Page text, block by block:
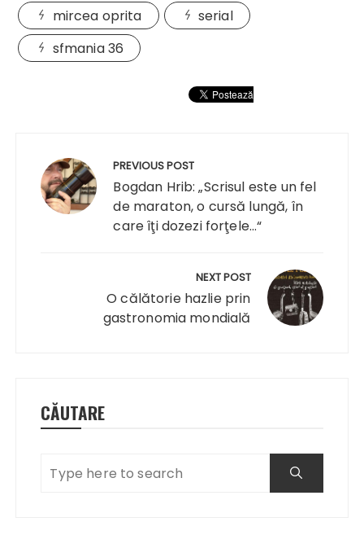
mircea oprita
serial
sfmania 36
articole
PREVIOUS POST
Bogdan Hrib: „Scrisul este un fel
de maraton, o cursă lungă, în
care îţi dozezi forţele...“
NEXT POST
O călătorie hazlie prin
gastronomia mondială
CĂUTARE